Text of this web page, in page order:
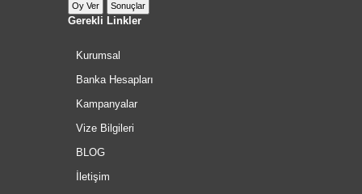
Gerekli Linkler
Kurumsal
Banka Hesapları
Kampanyalar
Vize Bilgileri
BLOG
İletişim